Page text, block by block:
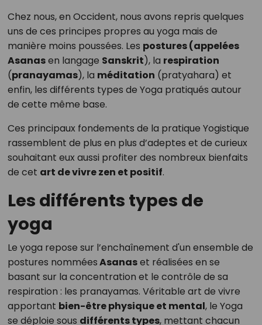
Chez nous, en Occident, nous avons repris quelques
uns de ces principes propres au yoga mais de
manière moins poussées. Les postures (appelées
Asanasen langage Sanskrit), la respiration
(pranayamas), la méditation (pratyahara) et
enfin, les différents types de Yoga pratiqués autour
de cette même base.
Ces principaux fondements de la pratique Yogistique
rassemblent de plus en plus d’adeptes et de curieux
souhaitant eux aussi profiter des nombreux bienfaits
de cet art de vivre zen et positif.
Les différents types de
yoga
Le yoga repose sur l’enchaînement d'un ensemble de
postures nomméesAsanaset réalisées en se
basant sur la concentration et le contrôle de sa
respiration : les pranayamas. Véritable art de vivre
apportant bien-être physique et mental, le Yoga
se déploie sous différents types, mettant chacun